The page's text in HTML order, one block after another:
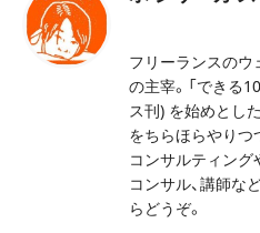
フリーランスのウ
の主宰。「できる
ス刊) を始めとし
をちらほらやりつ
コンサルティング
コンサル、講師な
らどうぞ。